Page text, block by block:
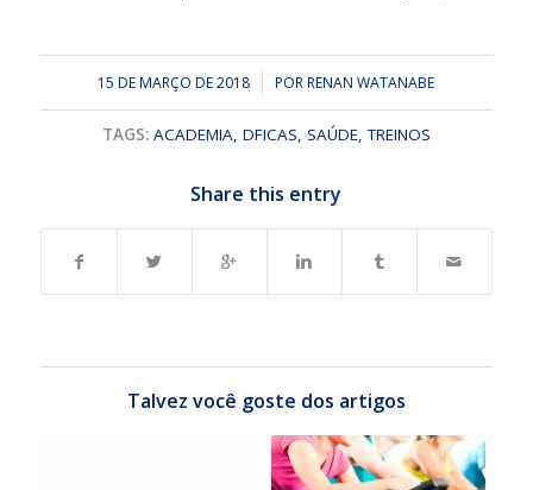
15 DE MARÇO DE 2018
/ PORRENAN WATANABE
TAGS: ACADEMIA, DFICAS, SAÚDE,TREINOS
Share this entry
Talvez você goste dos artigos